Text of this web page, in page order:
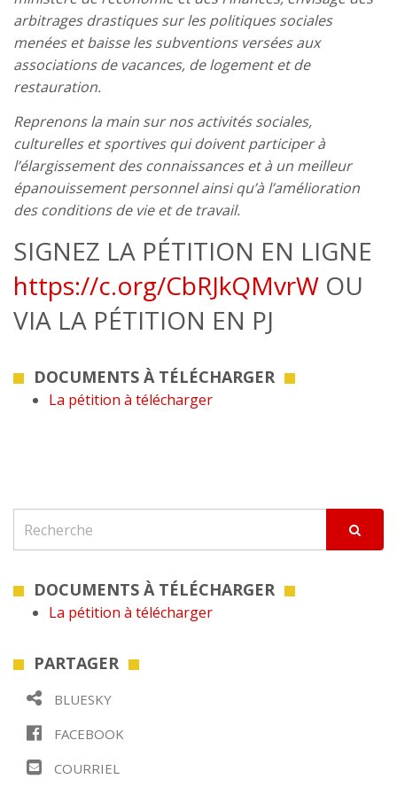
arbitrages drastiques sur les politiques sociales
menées et baisse les subventions versées aux
associations de vacances, de logement et de
restauration.
Reprenons la main sur nos activités sociales,
culturelles et sportives qui doivent participer à
l’élargissement des connaissances et à un meilleur
épanouissement personnel ainsi qu’à l’amélioration
des conditions de vie et de travail.
SIGNEZ LA PÉTITION EN LIGNE
https://c.org/CbRJkQMvrW OU
VIA LA PÉTITION EN PJ
DOCUMENTS À TÉLÉCHARGER
La pétition à télécharger
DOCUMENTS À TÉLÉCHARGER
La pétition à télécharger
PARTAGER
BLUESKY
FACEBOOK
COURRIEL